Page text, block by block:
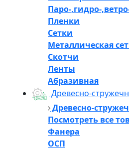
Паро-,гидро-
Пленки
Сетки
Металлическая
Скотчи
Ленты
Абразивная
Древесно-
Древесно-
Посмотреть все
Фанера
ОСП